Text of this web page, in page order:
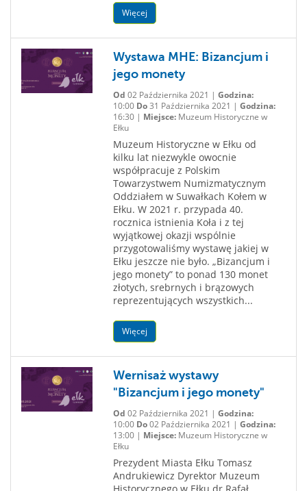
Więcej
Wystawa MHE: Bizancjum i
jego monety
Od 02 Października 2021 | Godzina:
10:00 Do31 Października 2021 | Godzina:
16:30 | Miejsce:Muzeum Historyczne w
Ełku
Muzeum Historyczne w Ełku od
kilku lat niezwykle owocnie
współpracuje z Polskim
Towarzystwem Numizmatycznym
Oddziałem w Suwałkach Kołem w
Ełku. W 2021 r. przypada 40.
rocznica istnienia Koła i z tej
wyjątkowej okazji wspólnie
przygotowaliśmy wystawę jakiej w
Ełku jeszcze nie było. „Bizancjum i
jego monety” to ponad 130 monet
złotych, srebrnych i brązowych
reprezentujących wszystkich...
Więcej
Wernisaż wystawy
"Bizancjum i jego monety"
Od 02 Października 2021 | Godzina:
10:00 Do02 Października 2021 | Godzina:
13:00 | Miejsce:Muzeum Historyczne w
Ełku
Prezydent Miasta Ełku Tomasz
Andrukiewicz Dyrektor Muzeum